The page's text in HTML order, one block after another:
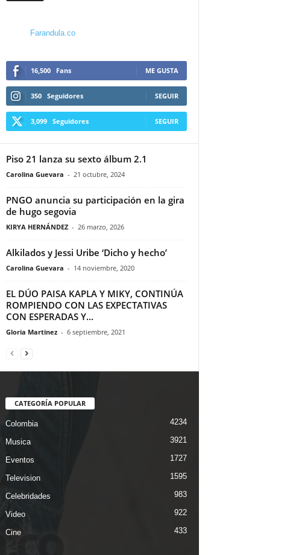
Farandula.co
16,500 Fans ME GUSTA
350 Seguidores SEGUIR
3,099 Seguidores SEGUIR
Piso 21 lanza su sexto álbum 2.1
Carolina Guevara - 21 octubre, 2024
PNGO anuncia su participación en la gira
de hugo segovia
KIRYA HERNÁNDEZ - 26 marzo, 2026
Alkilados y Jessi Uribe ‘Dicho y hecho’
Carolina Guevara - 14 noviembre, 2020
EL DÚO PAISA KAPLA Y MIKY, CONTINÚA
ROMPIENDO CON LAS EXPECTATIVAS
CON ESPERADAS Y...
Gloria Martinez - 6 septiembre, 2021
CATEGORÍA POPULAR
Colombia 4234
Musica 3921
Eventos 1727
Television 1595
Celebridades 983
Video 922
Cine 433